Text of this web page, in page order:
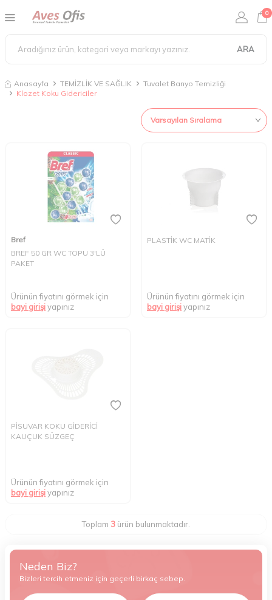
ARA
0
Anasayfa TEMİZLİK VE SAĞLIK
Tuvalet Banyo Temizliği
Klozet Koku Gidericiler
Bref
BREF 50 GR WC TOPU 3'LÜ
PAKET
Ürünün fiyatını görmek için
bayi girişiyapınız
PLASTİK WC MATİK
Ürünün fiyatını görmek için
bayi girişiyapınız
PİSUVAR KOKU GİDERİCİ
KAUÇUK SÜZGEÇ
Ürünün fiyatını görmek için
bayi girişiyapınız
Toplam 3 ürün bulunmaktadır.
Neden Biz?
Bizleri tercih etmeniz için geçerli birkaç sebep.